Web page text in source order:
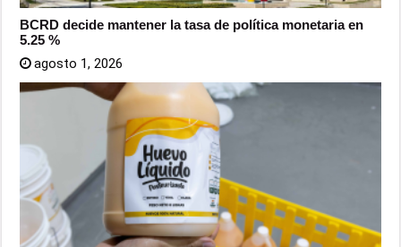
BCRD decide mantener la tasa de política monetaria en
5.25 %
agosto 1, 2026